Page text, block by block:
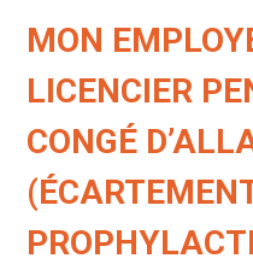
MON
LICENCIER
CONGÉ